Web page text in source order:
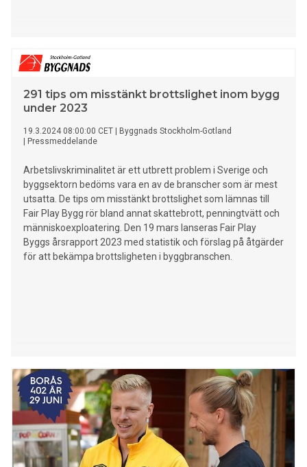
291 tips om misstänkt brottslighet inom bygg
under 2023
19.3.2024 08:00:00 CET
Byggnads Stockholm-Gotland
Pressmeddelande
Arbetslivskriminalitet är ett utbrett problem i Sverige och
byggsektorn bedöms vara en av de branscher som är mest
utsatta. De tips om misstänkt brottslighet som lämnas till
Fair Play Bygg rör bland annat skattebrott, penningtvätt och
människoexploatering. Den 19 mars lanseras Fair Play
Byggs årsrapport 2023 med statistik och förslag på åtgärder
för att bekämpa brottsligheten i byggbranschen.